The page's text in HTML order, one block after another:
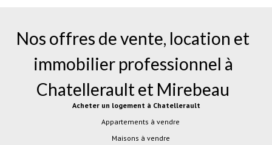
Nos offres de vente, location et
immobilier professionnel à
Chatelleraultet Mirebeau
Acheter un logement à Chatellerault
Appartements à vendre
Maisons à vendre